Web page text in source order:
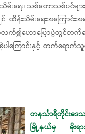
ရေး၊ သစ်တောသစ်ပင်များ
ထိန်းသိမ်းရေးအကြောင်
က်၍ဟောပြောပွဲတွင်တက်ရ
ပါကြောင်းနှင့် တက်ရောက်
တနင်္သာရီတိုင်းဒေ
မြို့နယ်မှ မိုးရာသီ